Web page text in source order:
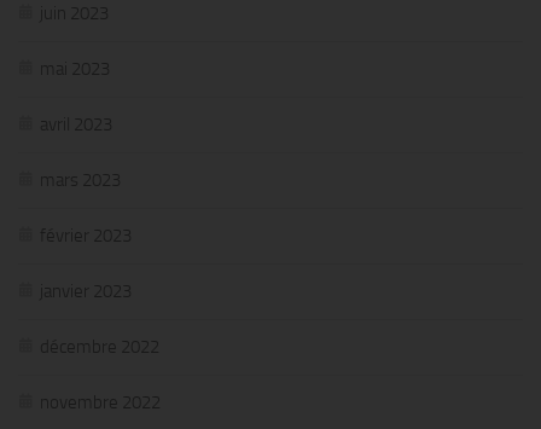
juin 2023
mai 2023
avril 2023
mars 2023
février 2023
janvier 2023
décembre 2022
novembre 2022